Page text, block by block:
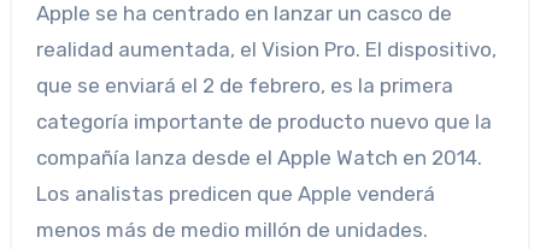
Apple se ha centrado en lanzar un casco de
realidad aumentada, el Vision Pro. El dispositivo,
que se enviará el 2 de febrero, es la primera
categoría importante de producto nuevo que la
compañía lanza desde el Apple Watch en 2014.
Los analistas predicen que Apple venderá
menos más de medio millón de unidades.